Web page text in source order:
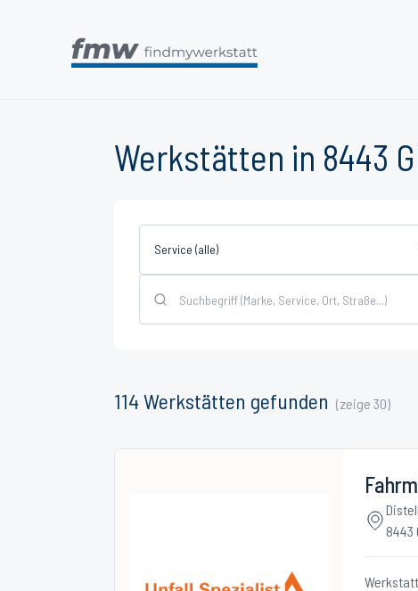
Werkstätten in 8443
Service (alle)
114 Werkstätten gefunden (zeige 30)
8443
Werkstatt